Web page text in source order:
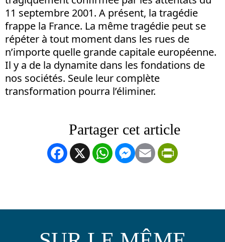
11 septembre 2001. A présent, la tragédie
frappe la France. La même tragédie peut se
répéter à tout moment dans les rues de
n’importe quelle grande capitale européenne.
Il y a de la dynamite dans les fondations de
nos sociétés. Seule leur complète
transformation pourra l’éliminer.
Facebook
X WhatsApp
Messenger
Email